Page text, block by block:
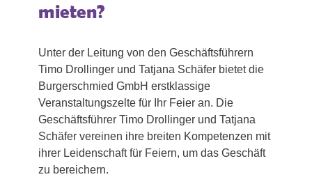
mieten?
Unter der Leitung von den Geschäftsführern
Timo Drollinger und Tatjana Schäfer bietet die
Burgerschmied GmbH erstklassige
Veranstaltungszelte für Ihr Feier an. Die
Geschäftsführer Timo Drollinger und Tatjana
Schäfer vereinen ihre breiten Kompetenzen mit
ihrer Leidenschaft für Feiern, um das Geschäft
zu bereichern.